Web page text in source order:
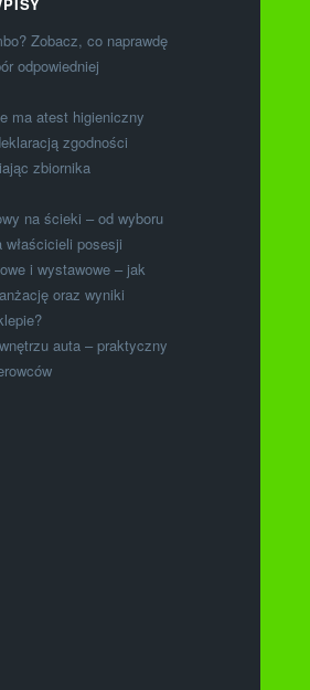
Zobacz, co naprawdę
odpowiedniej
ma atest higieniczny
zgodności
zbiornika
na ścieki – od wyboru
posesji
i wystawowe – jak
oraz wyniki
auta – praktyczny